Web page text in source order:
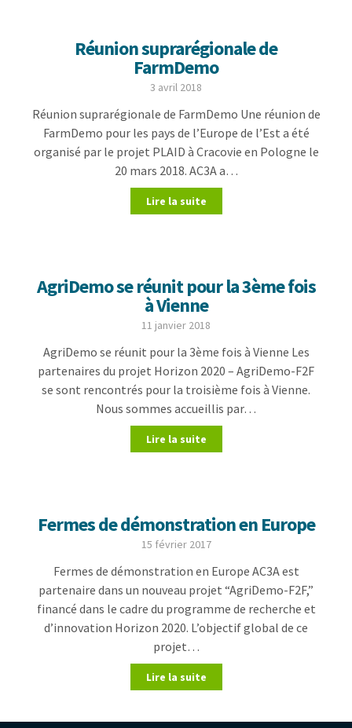
Réunion suprarégionale de
FarmDemo
3 avril 2018
Réunion suprarégionale de FarmDemo Une réunion de
FarmDemo pour les pays de l’Europe de l’Est a été
organisé par le projet PLAID à Cracovie en Pologne le
20 mars 2018. AC3A a…
Lire la suite
AgriDemo se réunit pour la 3ème fois
à Vienne
11 janvier 2018
AgriDemo se réunit pour la 3ème fois à Vienne Les
partenaires du projet Horizon 2020 – AgriDemo-F2F
se sont rencontrés pour la troisième fois à Vienne.
Nous sommes accueillis par…
Lire la suite
Fermes de démonstration en Europe
15 février 2017
Fermes de démonstration en Europe AC3A est
partenaire dans un nouveau projet “AgriDemo-F2F,”
financé dans le cadre du programme de recherche et
d’innovation Horizon 2020. L’objectif global de ce
projet…
Lire la suite